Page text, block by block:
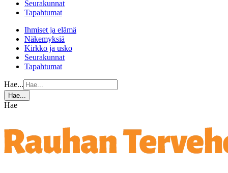
Seurakunnat
Tapahtumat
Ihmiset ja elämä
Näkemyksiä
Kirkko ja usko
Seurakunnat
Tapahtumat
Hae...
Hae...
Hae